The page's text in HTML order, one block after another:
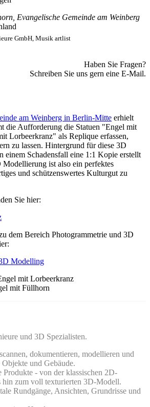
Evangelische Gemeinde am Weinberg
GmbH, Musik artlist
Haben Sie Fragen?
Schreiben Sie uns gern eine E-Mail.
am Weinberg in Berlin-Mitte erhielt
die Aufforderung die Statuen "Engel mit
Lorbeerkranz" als Replique erfassen,
zu lassen. Hintergrund für diese 3D
einem Schadensfall eine 1:1 Kopie erstellt
ist also ein perfektes
und schützenswertes Kulturgut zu
Sie hier:
dem Bereich Photogrammetrie und 3D
mit Füllhorn
und 3D Spezialisten.
dokumentieren, modellieren und
und Gebäude.
Produkte - von der klassischen 2D-
hin zum voll texturierten 3D-Modell.
Rundgänge, Ansichten, Grundrisse und